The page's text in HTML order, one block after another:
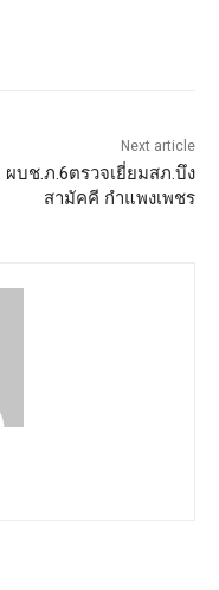
Next article
ผบช.ภ.6ตรวจเยี่ยมสภ.บึง
สามัคคี กำแพงเพชร